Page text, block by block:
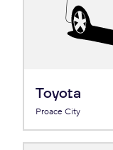
Toyota
Proace City